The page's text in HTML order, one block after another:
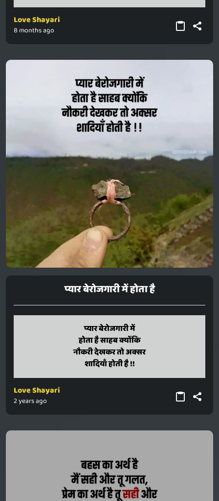
Love Shayari
8 months ago
प्यार बेरोजगारी में होता है
प्यार बेरोजगारी में
होता है साहब क्योंकि
नौकरी देखकर तो अक्सर
शादियाँ होती है !!
pyaar berojagaari mein
hota hai saahab kyonki
naukari dekhakar to aksar
shaadiyaan hoti hai !!
Love Shayari
2 years ago